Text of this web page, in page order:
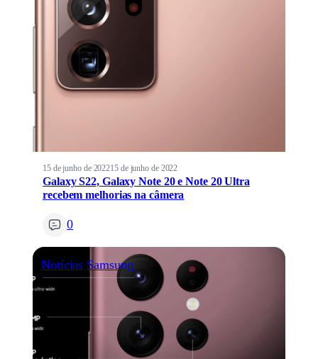
15 de junho de 202215 de junho de 2022
Galaxy S22, Galaxy Note 20 e Note 20 Ultra
recebem melhorias na câmera
0
Notícias Samsung